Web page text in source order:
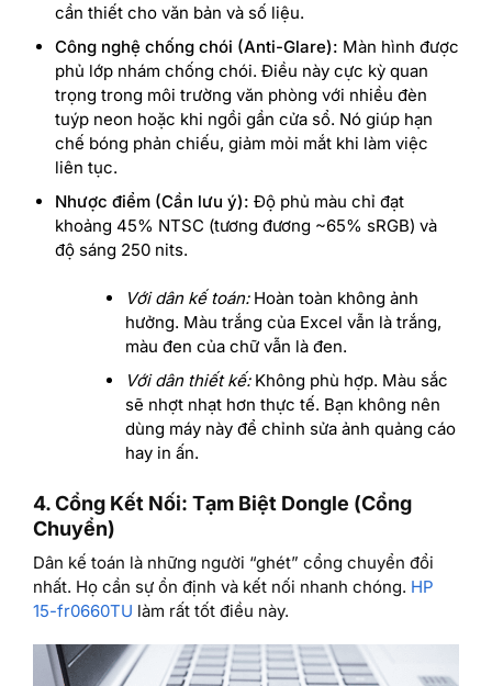
cần thiết cho văn bản và số liệu.
Công nghệ chống chói (Anti-Glare): Màn hình được
phủ lớp nhám chống chói. Điều này cực kỳ quan
trọng trong môi trường văn phòng với nhiều đèn
tuýp neon hoặc khi ngồi gần cửa sổ. Nó giúp hạn
chế bóng phản chiếu, giảm mỏi mắt khi làm việc
liên tục.
Nhược điểm (Cần lưu ý): Độ phủ màu chỉ đạt
khoảng 45% NTSC (tương đương ~65% sRGB) và
độ sáng 250 nits.
Với dân kế toán:Hoàn toàn không ảnh
hưởng. Màu trắng của Excel vẫn là trắng,
màu đen của chữ vẫn là đen.
Với dân thiết kế:Không phù hợp. Màu sắc
sẽ nhợt nhạt hơn thực tế. Bạn không nên
dùng máy này để chỉnh sửa ảnh quảng cáo
hay in ấn.
4. Cổng Kết Nối: Tạm Biệt Dongle (Cổng
Chuyển)
Dân kế toán là những người “ghét” cổng chuyển đổi
nhất. Họ cần sự ổn định và kết nối nhanh chóng. HP
15-fr0660TU làm rất tốt điều này.